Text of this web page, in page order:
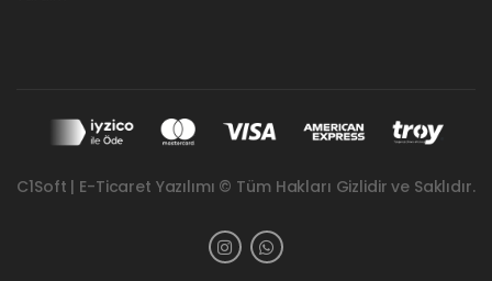
C1Soft | E-Ticaret Yazılımı © Tüm Hakları Gizlidir ve Saklıdır.